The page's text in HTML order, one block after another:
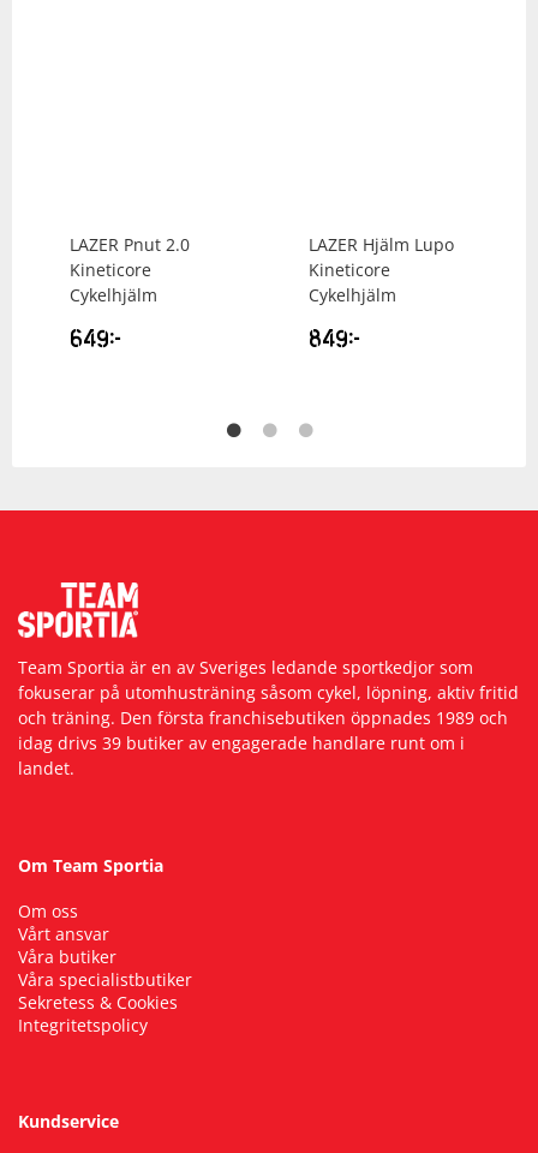
LAZER Pnut 2.0
Kineticore
Cykelhjälm
649kr
LAZER Hjälm Lupo
Kineticore
Cykelhjälm
849kr
Team Sportia är en av Sveriges ledande sportkedjor som
fokuserar på utomhusträning såsom cykel, löpning, aktiv fritid
och träning. Den första franchisebutiken öppnades 1989 och
idag drivs 39 butiker av engagerade handlare runt om i
landet.
Om Team Sportia
Om oss
Vårt ansvar
Våra butiker
Våra specialistbutiker
Sekretess & Cookies
Integritetspolicy
Kundservice